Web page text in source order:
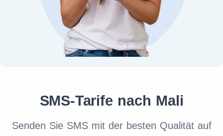
SMS-Tarife nach Mali
Senden Sie SMS mit der besten Qualität auf